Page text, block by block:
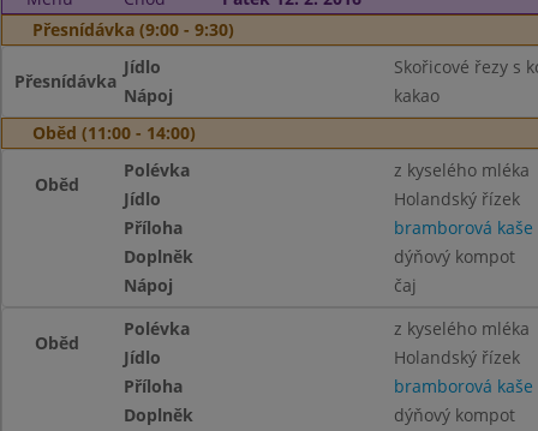
Přesnídávka (9:00 - 9:30)
Přesnídávka
Jídlo
Skořicové řezy s
Nápoj
kakao
Oběd (11:00 - 14:00)
Oběd
Polévka
z kyselého mléka
Jídlo
Holandský řízek
Příloha
bramborová kaše
Doplněk
dýňový kompot
Nápoj
čaj
Oběd
Polévka
z kyselého mléka
Jídlo
Holandský řízek
Příloha
bramborová kaše
Doplněk
dýňový kompot